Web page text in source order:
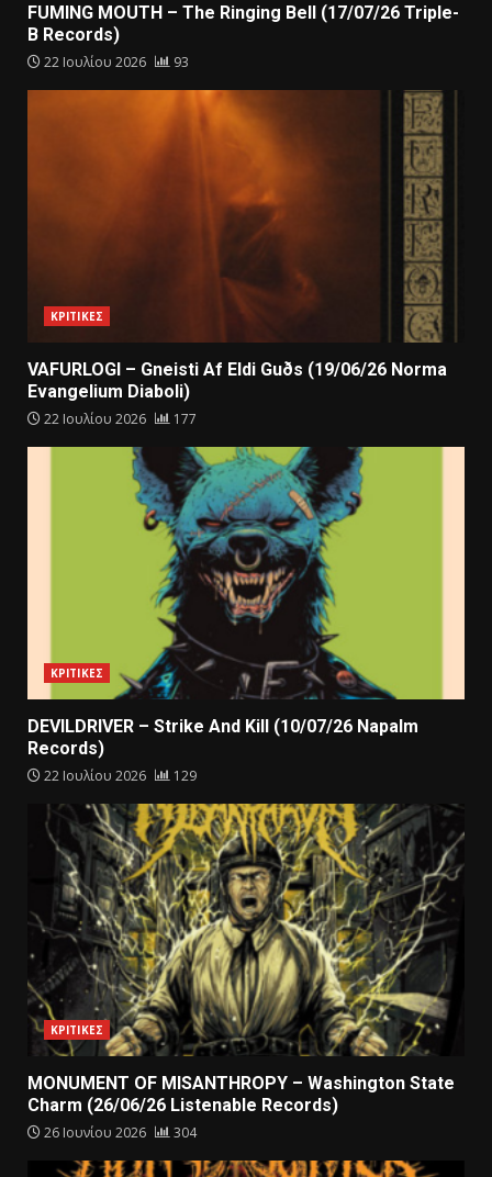
FUMING MOUTH – The Ringing Bell (17/07/26 Triple-
B Records)
22 Ιουλίου 2026 93
ΚΡΙΤΙΚΕΣ
VAFURLOGI – Gneisti Af Eldi Guðs (19/06/26 Norma
Evangelium Diaboli)
22 Ιουλίου 2026 177
ΚΡΙΤΙΚΕΣ
DEVILDRIVER – Strike And Kill (10/07/26 Napalm
Records)
22 Ιουλίου 2026 129
ΚΡΙΤΙΚΕΣ
MONUMENT OF MISANTHROPY – Washington State
Charm (26/06/26 Listenable Records)
26 Ιουνίου 2026 304